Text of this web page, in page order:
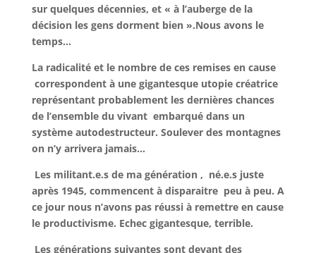
sur quelques décennies, et « à l’auberge de la
décision les gens dorment bien ».Nous avons le
temps…
La radicalité et le nombre de ces remises en cause
correspondent à une gigantesque utopie créatrice
représentant probablement les dernières chances
de l’ensemble du vivant embarqué dans un
système autodestructeur. Soulever des montagnes
on n’y arrivera jamais…
Les militant.e.s de ma génération , né.e.s juste
après 1945, commencent à disparaitre peu à peu. A
ce jour nous n’avons pas réussi à remettre en cause
le productivisme. Echec gigantesque, terrible.
Les générations suivantes sont devant des